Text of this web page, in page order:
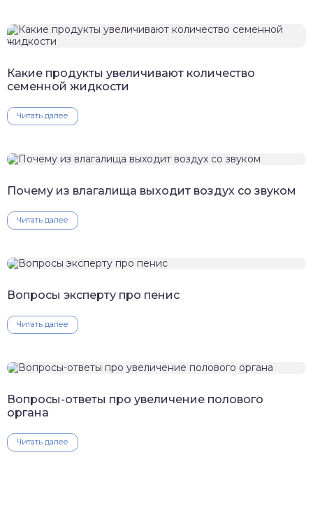
Какие продукты увеличивают количество
семенной жидкости
Читать далее
Почему из влагалища выходит воздух со звуком
Читать далее
Вопросы эксперту про пенис
Читать далее
Вопросы-ответы про увеличение полового
органа
Читать далее